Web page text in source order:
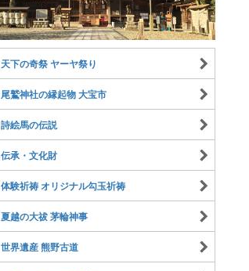
天下の奇祭 ヤーヤ祭り
尾鷲神社の縁起物 大宝市
詩絵馬の伝説
伝承・文化財
体験祈祷 オリジナル勾玉祈祷
夏越の大祓 茅輪神事
世界遺産 熊野古道